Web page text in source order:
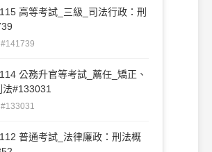
高等考試_三級_司法行政：刑
公務升官等考試_薦任_矯正、
法#133031
普通考試_法律廉政：刑法概